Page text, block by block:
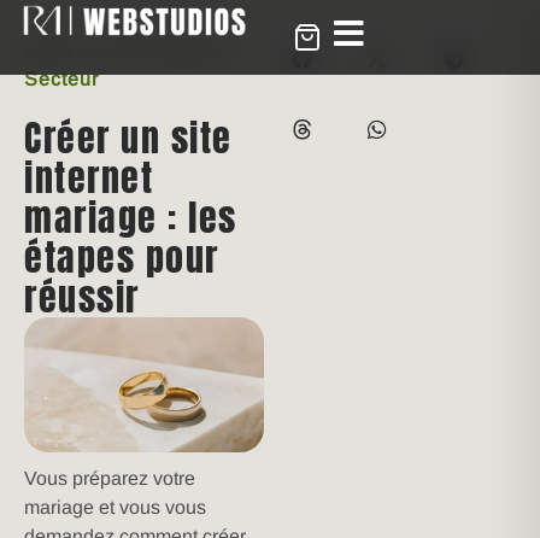
Secteur
Créer un site
internet
mariage : les
étapes pour
réussir
Vous préparez votre
mariage et vous vous